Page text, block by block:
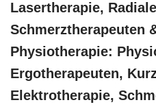
Lasertherapie,
Schmerztherapeuten
Physiotherapie:
Ergotherapeuten,
Elektrotherapie,